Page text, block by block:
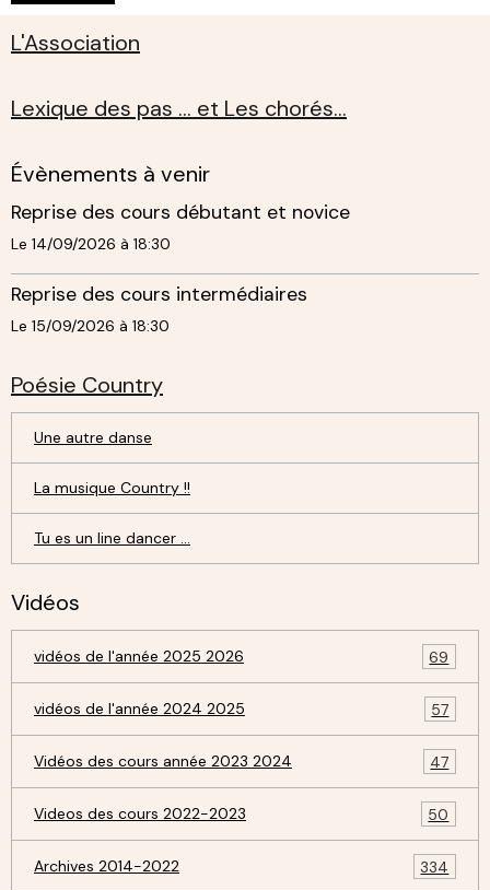
L'Association
Lexique des pas ... et Les chorés...
Évènements à venir
Reprise des cours débutant et novice
Le 14/09/2026 à 18:30
Reprise des cours intermédiaires
Le 15/09/2026 à 18:30
Poésie Country
Une autre danse
La musique Country !!
Tu es un line dancer ...
Vidéos
vidéos de l'année 2025 2026 69
vidéos de l'année 2024 2025 57
Vidéos des cours année 2023 2024 47
Videos des cours 2022-2023 50
Archives 2014-2022 334